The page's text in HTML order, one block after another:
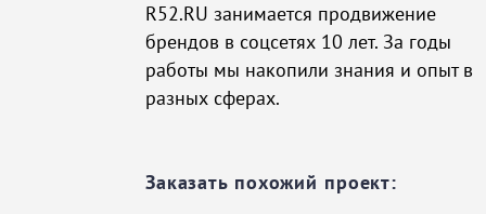
R52.RU занимается продвижение
брендов в соцсетях 10 лет. За годы
работы мы накопили знания и опыт в
разных сферах.
Заказать похожий проект: